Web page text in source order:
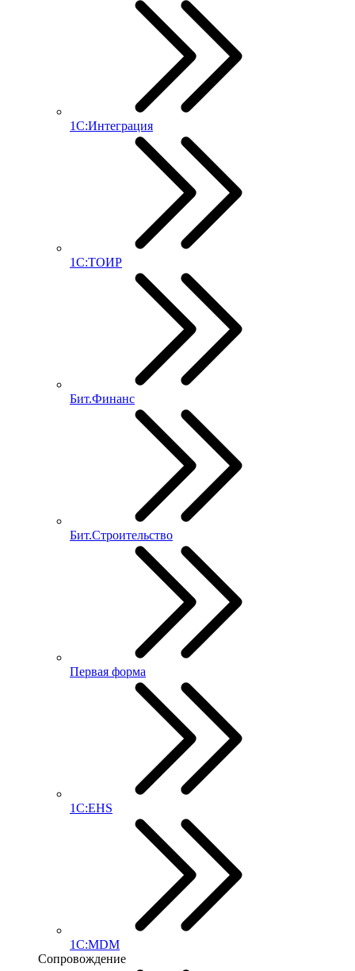
1С:Интеграция
1С:ТОИР
Бит.Финанс
Бит.Строительство
Первая форма
1С:EHS
1С:MDM
Сопровождение